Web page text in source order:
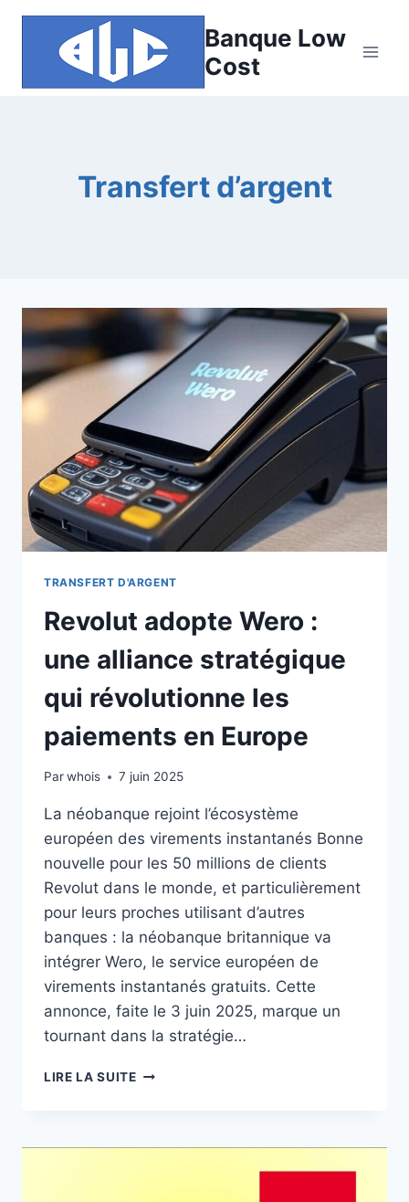
Aller
Banque Low
Cost
Transfert d’argent
TRANSFERT D'ARGENT
Revolut adopte Wero :
une alliance stratégique
qui révolutionne les
paiements en Europe
Parwhois 7 juin 2025
La néobanque rejoint l’écosystème
européen des virements instantanés Bonne
nouvelle pour les 50 millions de clients
Revolut dans le monde, et particulièrement
pour leurs proches utilisant d’autres
banques : la néobanque britannique va
intégrer Wero, le service européen de
virements instantanés gratuits. Cette
annonce, faite le 3 juin 2025, marque un
tournant dans la stratégie…
LIRE LA SUITEREVOLUT
UNE